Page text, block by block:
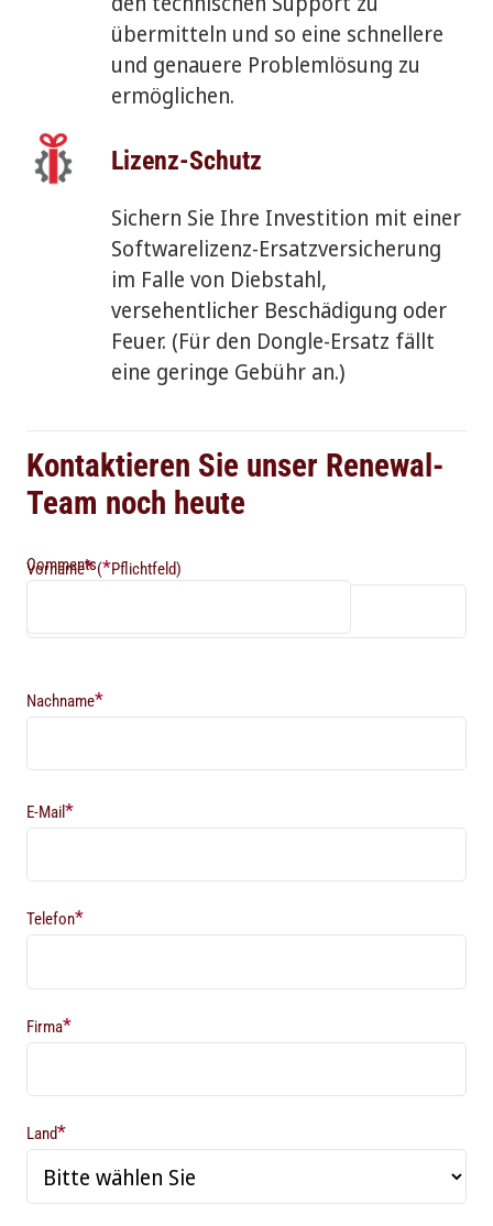
übermitteln und so eine schnellere
und genauere Problemlösung zu
ermöglichen.
Lizenz-Schutz
Sichern Sie Ihre Investition mit einer
Softwarelizenz-Ersatzversicherung
im Falle von Diebstahl,
versehentlicher Beschädigung oder
Feuer. (Für den Dongle-Ersatz fällt
eine geringe Gebühr an.)
Kontaktieren Sie unser Renewal-
Team noch heute
Comments
Vorname*(*Pflichtfeld)
Nachname*
E-Mail*
Telefon*
Firma*
Land*